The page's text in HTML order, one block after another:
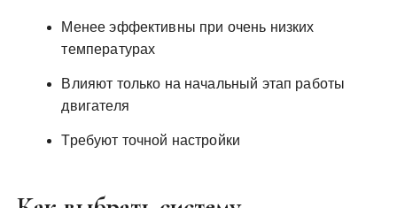
Менее эффективны при очень низких
температурах
Влияют только на начальный этап работы
двигателя
Требуют точной настройки